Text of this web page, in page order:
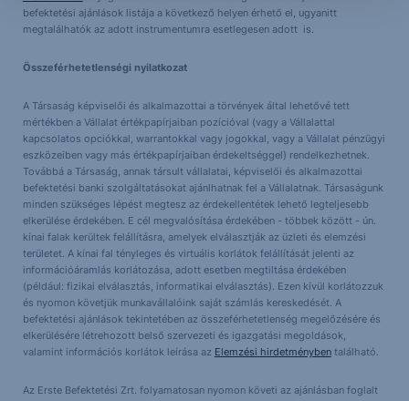
befektetési ajánlások listája a következő helyen érhető el, ugyanitt
megtalálhatók az adott instrumentumra esetlegesen adott is.
Összeférhetetlenségi nyilatkozat
A Társaság képviselői és alkalmazottai a törvények által lehetővé tett
mértékben a Vállalat értékpapírjaiban pozícióval (vagy a Vállalattal
kapcsolatos opciókkal, warrantokkal vagy jogokkal, vagy a Vállalat pénzügyi
eszközeiben vagy más értékpapírjaiban érdekeltséggel) rendelkezhetnek.
Továbbá a Társaság, annak társult vállalatai, képviselői és alkalmazottai
befektetési banki szolgáltatásokat ajánlhatnak fel a Vállalatnak. Társaságunk
minden szükséges lépést megtesz az érdekellentétek lehető legteljesebb
elkerülése érdekében. E cél megvalósítása érdekében - többek között - ún.
kínai falak kerültek felállításra, amelyek elválasztják az üzleti és elemzési
területet. A kínai fal tényleges és virtuális korlátok felállítását jelenti az
információáramlás korlátozása, adott esetben megtiltása érdekében
(például: fizikai elválasztás, informatikai elválasztás). Ezen kívül korlátozzuk
és nyomon követjük munkavállalóink saját számlás kereskedését. A
befektetési ajánlások tekintetében az összeférhetetlenség megelőzésére és
elkerülésére létrehozott belső szervezeti és igazgatási megoldások,
valamint információs korlátok leírása az Elemzési hirdetménybentalálható.
Az Erste Befektetési Zrt. folyamatosan nyomon követi az ajánlásban foglalt